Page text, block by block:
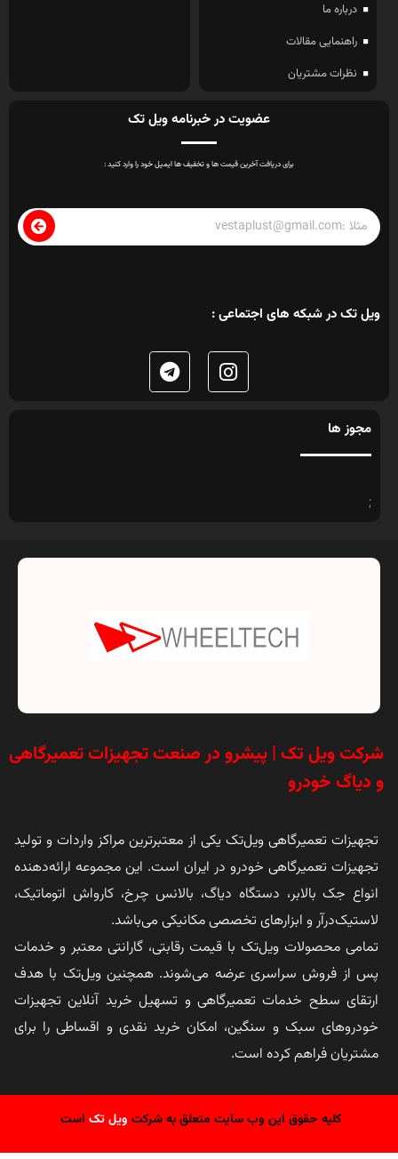
درباره ما
راهنمایی مقالات
نظرات مشتریان
عضویت در خبرنامه ویل تک
برای دریافت آخرین قیمت ها و تخفیف ها ایمیل خود را وارد کنید :
ویل تک در شبکه های اجتماعی :
مجوز ها
;
شرکت ویل تک | پیشرو در صنعت تجهیزات تعمیرگاهی
و دیاگ خودرو
تجهیزات تعمیرگاهی ویل‌تک یکی از معتبرترین مراکز واردات و تولید
تجهیزات تعمیرگاهی خودرو در ایران است. این مجموعه ارائه‌دهنده
انواع جک بالابر، دستگاه دیاگ، بالانس چرخ، کارواش اتوماتیک،
لاستیک‌درآر و ابزارهای تخصصی مکانیکی می‌باشد.
تمامی محصولات ویل‌تک با قیمت رقابتی، گارانتی معتبر و خدمات
پس از فروش سراسری عرضه می‌شوند. همچنین ویل‌تک با هدف
ارتقای سطح خدمات تعمیرگاهی و تسهیل خرید آنلاین تجهیزات
خودروهای سبک و سنگین، امکان خرید نقدی و اقساطی را برای
مشتریان فراهم کرده است.
کلیه حقوق این وب سایت متعلق به شرکت ویل تک است